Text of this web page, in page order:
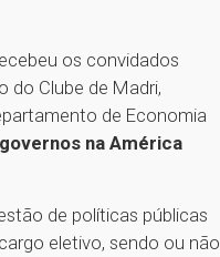
os convidados
do Clube de Madri,
de Economia
na América
de políticas públicas
eletivo, sendo ou não